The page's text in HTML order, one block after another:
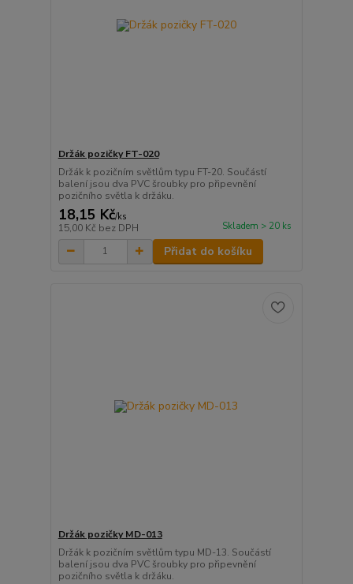
Držák pozičky FT-020
Držák k pozičním světlům typu FT-20. Součástí
balení jsou dva PVC šroubky pro připevnění
pozičního světla k držáku.
18,15 Kč/ks
15,00 Kč bez DPH Skladem > 20 ks
Přidat do košíku
Držák pozičky MD-013
Držák k pozičním světlům typu MD-13. Součástí
balení jsou dva PVC šroubky pro připevnění
pozičního světla k držáku.